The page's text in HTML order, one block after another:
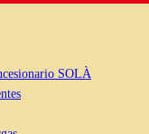
SOLÀ